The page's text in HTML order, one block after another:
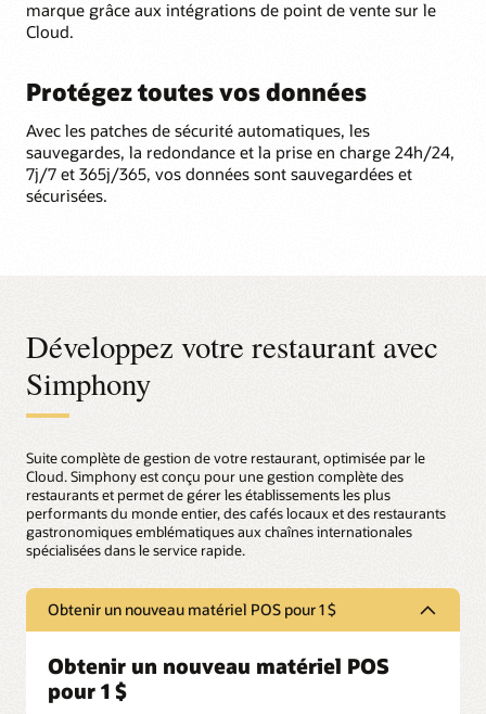
marque grâce aux intégrations de point de vente sur le
Cloud.
Protégez toutes vos données
Avec les patches de sécurité automatiques, les
sauvegardes, la redondance et la prise en charge 24h/24,
7j/7 et 365j/365, vos données sont sauvegardées et
sécurisées.
Développez votre restaurant avec
Simphony
Suite complète de gestion de votre restaurant, optimisée par le
Cloud. Simphony est conçu pour une gestion complète des
restaurants et permet de gérer les établissements les plus
performants du monde entier, des cafés locaux et des restaurants
gastronomiques emblématiques aux chaînes internationales
spécialisées dans le service rapide.
Obtenir un nouveau matériel POS pour 1 $
Obtenir un nouveau matériel POS
pour 1 $